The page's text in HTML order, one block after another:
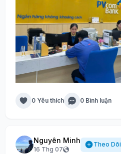
0 Yêu thích 0 Bình luận
Nguyên Minh
16 Thg 07
Theo Dõi